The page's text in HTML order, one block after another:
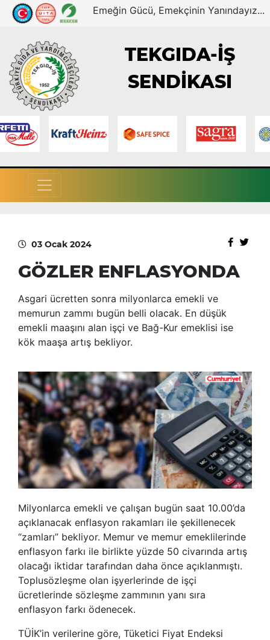
Emeğin Gücü, Emekçinin Yanındayız...
TEKGIDA-İŞ
SENDİKASI
03 Ocak 2024
GÖZLER ENFLASYONDA
Asgari ücretten sonra milyonlarca emekli ve
memurun zammı bugün belli olacak. En düşük
emekli maaşını alan işçi ve Bağ-Kur emeklisi ise
kök maaşa artış bekliyor.
Milyonlarca emekli ve çalışan bugün saat 10.00’da
açıklanacak enflasyon rakamları ile şekillenecek
“zamları” bekliyor. Memur ve memur emeklilerinde
enflasyon farkı ile birlikte yüzde 50 civarında artış
olacağı iktidar tarafından daha önce açıklanmıştı.
Toplusözleşme olan işyerlerinde de işçi
ücretlerinde sözleşme zammının yanı sıra
enflasyon farkı ödenecek.
TÜİK’in verilerine göre, Tüketici Fiyat Endeksi